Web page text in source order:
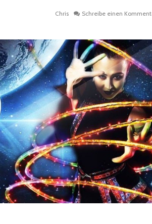
Chris Schreibe einen